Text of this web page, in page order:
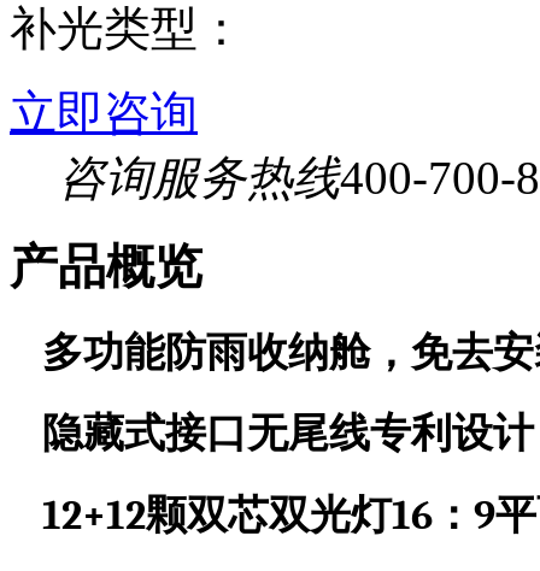
补光类型：
立即咨询
咨询服务热线400-700-
产品概览
多功能防雨收纳舱，免去
隐藏式接口无尾线专利设
12+12颗双芯双光灯16 ： 9